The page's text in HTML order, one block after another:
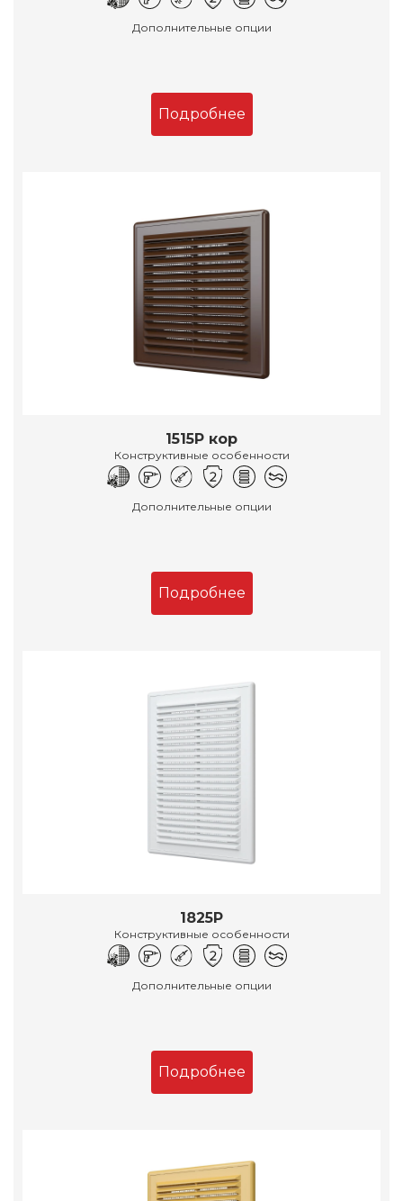
Дополнительные опции
Подробнее
1515Р кор
Конструктивные особенности
Дополнительные опции
Подробнее
1825Р
Конструктивные особенности
Дополнительные опции
Подробнее